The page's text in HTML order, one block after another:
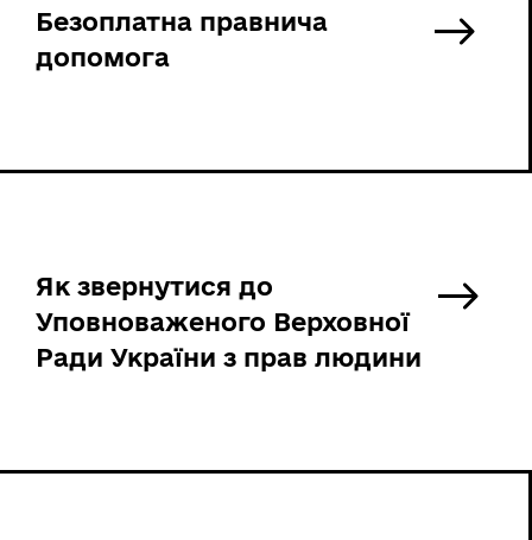
Безоплатна правнича
допомога
Як звернутися до
Уповноваженого Верховної
Ради України з прав людини